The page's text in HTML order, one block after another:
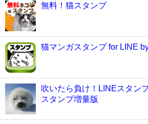
無料！猫スタンプ
猫マンガスタンプ for LINE
吹いたら負け！LINEスタン
スタンプ増量版